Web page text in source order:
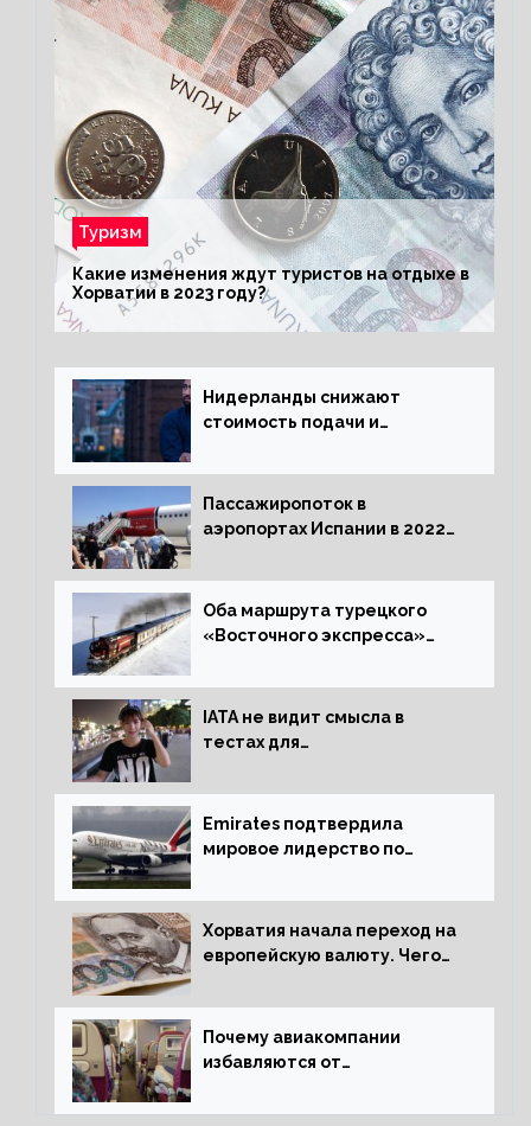
Туризм
Какие изменения ждут туристов на отдыхе в
Хорватии в 2023 году?
Нидерланды снижают
стоимость подачи и
жительство
Пассажиропоток в
аэропортах Испании в 2022
процентов
Оба маршрута турецкого
«Восточного экспресса»
IATA не видит смысла в
тестах для
Emirates подтвердила
мировое лидерство по
Хорватия начала переход на
европейскую валюту. Чего
Почему авиакомпании
избавляются от